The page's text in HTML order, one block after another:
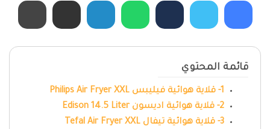
قائمة المحتوي
1- قلاية هوائية فيليبس Philips Air Fryer XXL
2- قلاية هوائية اديسون Edison 14.5 Liter
3- قلاية هوائية تيفال Tefal Air Fryer XXL